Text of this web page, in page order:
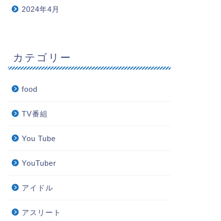
2024年4月
カテゴリー
food
TV番組
You Tube
YouTuber
アイドル
アスリート